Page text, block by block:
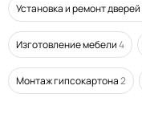
Установка и ремонт дверей
Изготовление мебели4
Монтаж гипсокартона2